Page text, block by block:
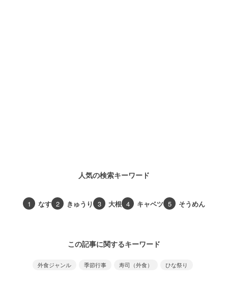
人気の検索キーワード
1 なす 2 きゅうり 3 大根 4 キャベツ 5 そうめん
この記事に関するキーワード
外食ジャンル 季節行事 寿司（外食） ひな祭り